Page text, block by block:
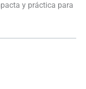
y práctica para